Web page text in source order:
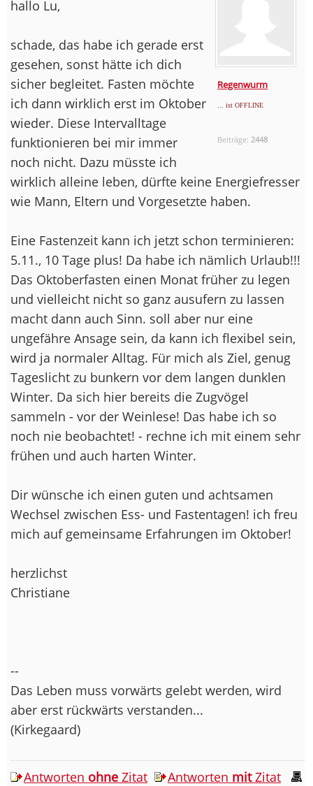
Regenwurm
... ist OFFLINE
Beiträge: 2448
hallo Lu,
schade, das habe ich gerade erst
gesehen, sonst hätte ich dich
sicher begleitet. Fasten möchte
ich dann wirklich erst im Oktober
wieder. Diese Intervalltage
funktionieren bei mir immer
noch nicht. Dazu müsste ich
wirklich alleine leben, dürfte keine Energiefresser
wie Mann, Eltern und Vorgesetzte haben.
Eine Fastenzeit kann ich jetzt schon terminieren:
5.11., 10 Tage plus! Da habe ich nämlich Urlaub!!!
Das Oktoberfasten einen Monat früher zu legen
und vielleicht nicht so ganz ausufern zu lassen
macht dann auch Sinn. soll aber nur eine
ungefähre Ansage sein, da kann ich flexibel sein,
wird ja normaler Alltag. Für mich als Ziel, genug
Tageslicht zu bunkern vor dem langen dunklen
Winter. Da sich hier bereits die Zugvögel
sammeln - vor der Weinlese! Das habe ich so
noch nie beobachtet! - rechne ich mit einem sehr
frühen und auch harten Winter.
Dir wünsche ich einen guten und achtsamen
Wechsel zwischen Ess- und Fastentagen! ich freu
mich auf gemeinsame Erfahrungen im Oktober!
herzlichst
Christiane
--
Das Leben muss vorwärts gelebt werden, wird
aber erst rückwärts verstanden...
(Kirkegaard)
Antworten ohne Zitat Antworten mitZitat